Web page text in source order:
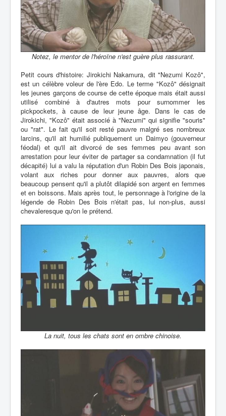
Notez, le mentor de l'héroïne n'est guère plus rassurant.
Petit cours d'histoire: Jirokichi Nakamura, dit "Nezumi Kozô",
est un célèbre voleur de l'ère Edo. Le terme "Kozô" désignait
les jeunes garçons de course de cette époque mais était aussi
utilisé combiné à d'autres mots pour surnommer les
pickpockets, à cause de leur jeune âge. Dans le cas de
Jirokichi, "Kozô" était associé à "Nezumi" qui signifie "souris"
ou "rat". Le fait qu'il soit resté pauvre malgré ses nombreux
larcins, qu'il ait humilié publiquement un Daimyo (gouverneur
féodal) et qu'il ait divorcé de ses femmes peu avant son
arrestation pour leur éviter de partager sa condamnation (il fut
décapité) lui a valu la réputation d'un Robin Des Bois japonais,
volant aux riches pour donner aux pauvres, alors que
beaucoup pensent qu'il a plutôt dilapidé son argent en femmes
et en boissons. Mais après tout, le personnage à l'origine de la
légende de Robin Des Bois n'était pas, lui non-plus, aussi
chevaleresque qu'on le prétend.
La nuit, tous les chats sont en ombre chinoise.